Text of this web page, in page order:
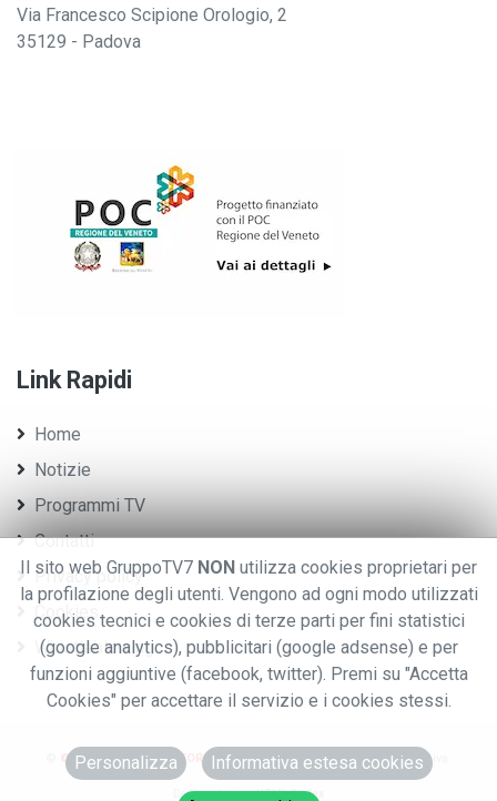
Via Francesco Scipione Orologio, 2
35129 - Padova
Link Rapidi
Home
Notizie
Programmi TV
Contatti
Privacy policy
Cookies
Whistleblowing
© 2020 GRUPPO EDITORIALE TV7..TUTTI I DIRITTI RISERVATI. - P.iva:
0076970028
Designed usingHTML Codex
Il sito web GruppoTV7 NON utilizza cookies proprietari per
la profilazione degli utenti. Vengono ad ogni modo utilizzati
cookies tecnici e cookies di terze parti per fini statistici
(google analytics), pubblicitari (google adsense) e per
funzioni aggiuntive (facebook, twitter). Premi su "Accetta
Cookies" per accettare il servizio e i cookies stessi.
Personalizza Informativa estesa cookies